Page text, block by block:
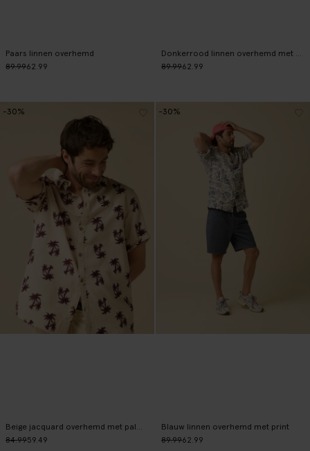
Paars linnen overhemd
89.9962.99
Donkerrood linnen overhemd met print
89.9962.99
Beige jacquard overhemd met palm print
84.9959.49
-30%
Blauw linnen overhemd met print
89.9962.99
-30%